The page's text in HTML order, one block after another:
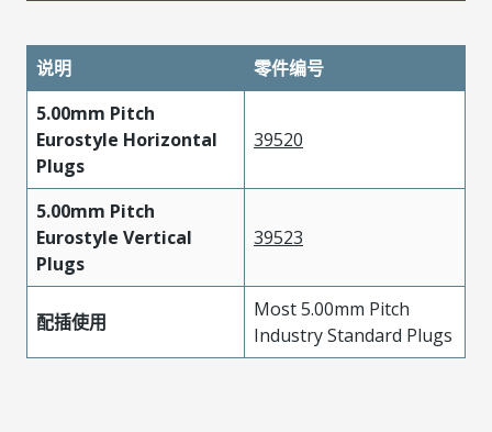
说明
零件编号
5.00mm Pitch
Eurostyle Horizontal
Plugs
39520
5.00mm Pitch
Eurostyle Vertical
Plugs
39523
配插使用
Most 5.00mm Pitch
Industry Standard Plugs